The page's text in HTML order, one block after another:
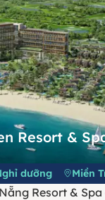
Resort &
dưỡng Miền
Resort &